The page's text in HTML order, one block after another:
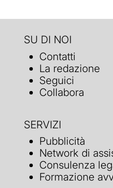
SU DI NOI
Contatti
La redazione
Seguici
Collabora
SERVIZI
Pubblicità
Network di
Consulenza
Formazione